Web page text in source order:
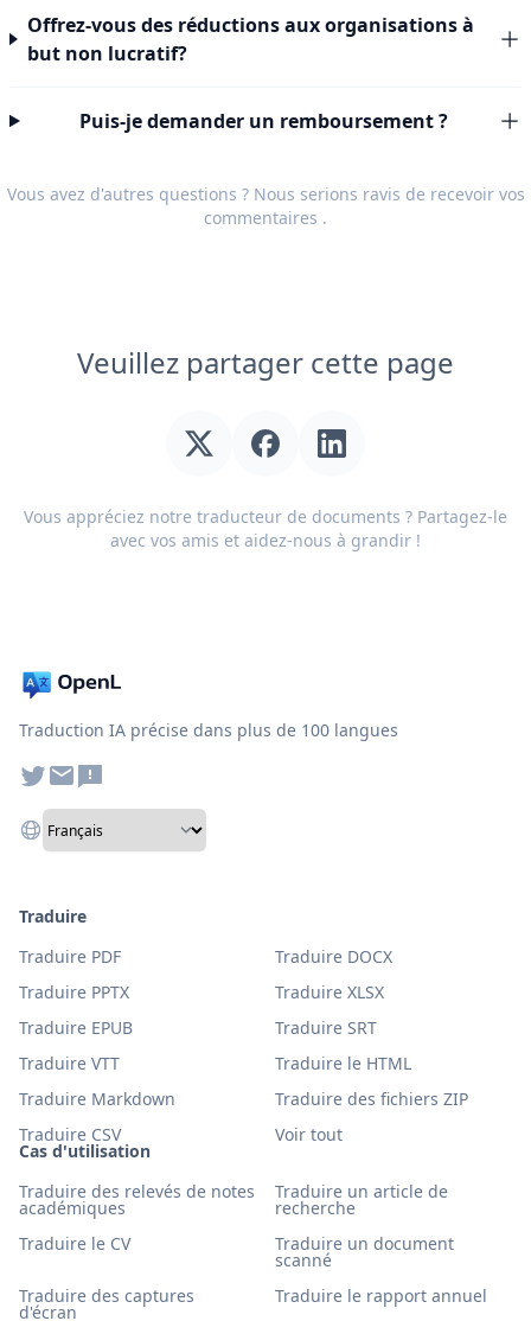
Offrez-vous des réductions aux organisations à
but non lucratif?
Puis-je demander un remboursement ?
Vous avez d'autres questions ? Nous serions ravis de recevoir vos
commentaires .
Veuillez partager cette page
Vous appréciez notre traducteur de documents ? Partagez-le
avec vos amis et aidez-nous à grandir !
Traduction IA précise dans plus de 100 langues
Cas d'utilisation
Traduire des relevés de notes
académiques
Traduire un article de
recherche
Traduire le CV
Traduire un document
scanné
Traduire des captures
d'écran
Traduire le rapport annuel
Traduire
Traduire PDF
Traduire DOCX
Traduire PPTX
Traduire XLSX
Traduire EPUB
Traduire SRT
Traduire VTT
Traduire le HTML
Traduire Markdown
Traduire des fichiers ZIP
Traduire CSV
Voir tout